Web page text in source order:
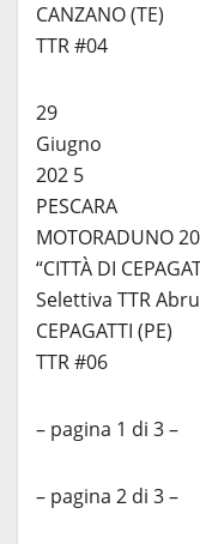
CANZANO (TE)
TTR #04
29
Giugno
202 5
PESCARA
MOTORADUNO
“CITTÀ DI
Selettiva TTR
CEPAGATTI (PE)
TTR #06
– pagina 1 di 3 –
– pagina 2 di 3 –